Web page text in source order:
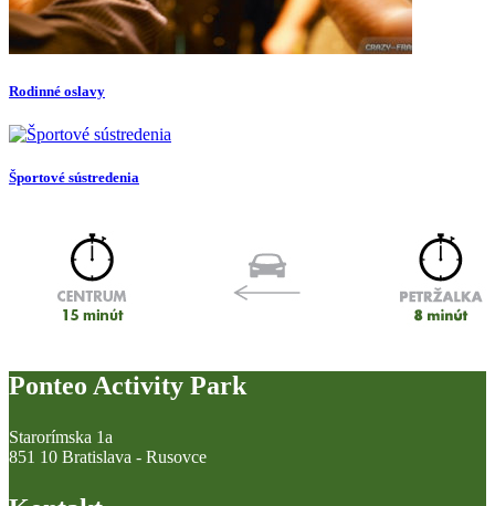
Rodinné oslavy
Športové sústredenia
Ponteo Activity Park
Starorímska 1a
851 10 Bratislava - Rusovce